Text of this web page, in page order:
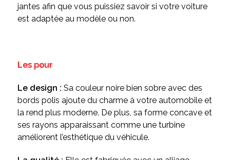
jantes afin que vous puissiez savoir si votre voiture
est adaptée au modèle ou non.
Les pour
Le design : Sa couleur noire bien sobre avec des
bords polis ajoute du charme à votre automobile et
la rend plus moderne. De plus, sa forme concave et
ses rayons apparaissant comme une turbine
améliorent l’esthétique du véhicule.